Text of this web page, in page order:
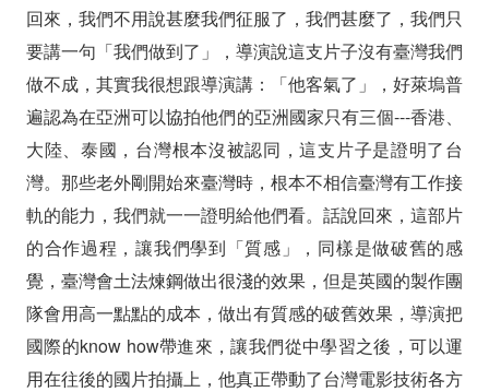
回來，我們不用說甚麼我們征服了，我們甚麼了，我們只
要講一句「我們做到了」，導演說這支片子沒有臺灣我們
做不成，其實我很想跟導演講：「他客氣了」，好萊塢普
遍認為在亞洲可以協拍他們的亞洲國家只有三個---香港、
大陸、泰國，台灣根本沒被認同，這支片子是證明了台
灣。那些老外剛開始來臺灣時，根本不相信臺灣有工作接
軌的能力，我們就一一證明給他們看。話說回來，這部片
的合作過程，讓我們學到「質感」，同樣是做破舊的感
覺，臺灣會土法煉鋼做出很淺的效果，但是英國的製作團
隊會用高一點點的成本，做出有質感的破舊效果，導演把
國際的know how帶進來，讓我們從中學習之後，可以運
用在往後的國片拍攝上，他真正帶動了台灣電影技術各方